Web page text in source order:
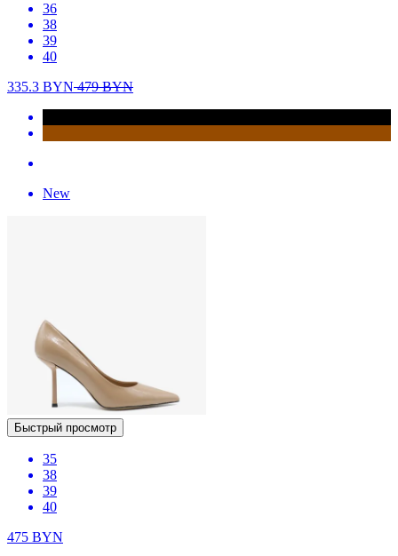
36
38
39
40
335.3 BYN479BYN
New
Быстрый просмотр
35
38
39
40
475 BYN